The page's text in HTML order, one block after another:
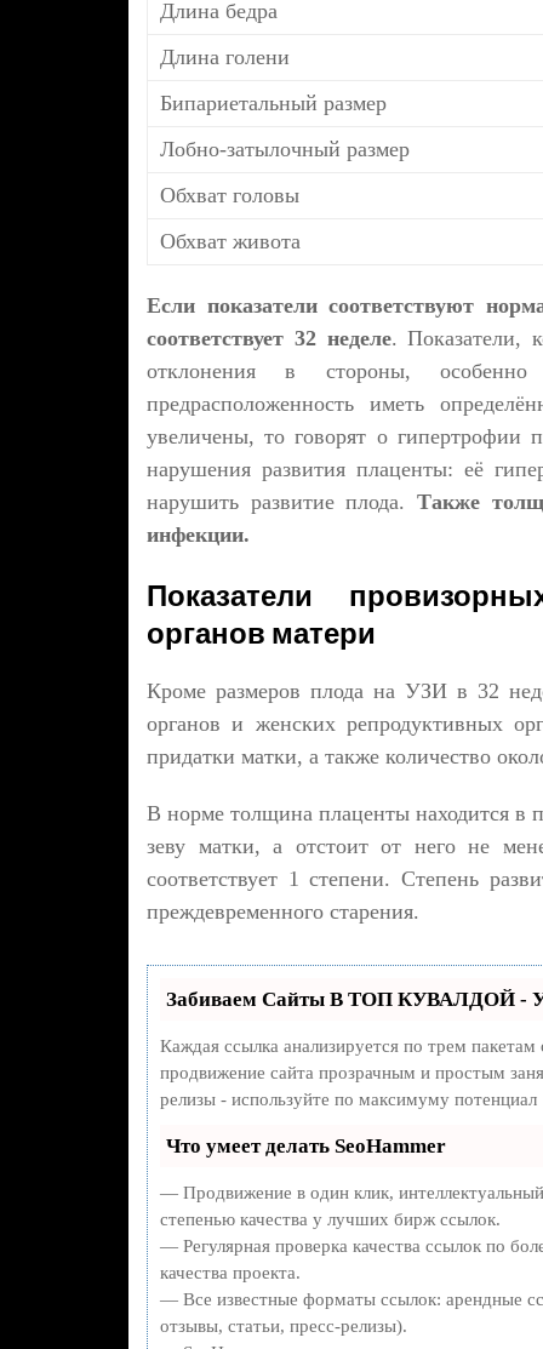
Длина бедра
Длина голени
Бипариетальный размер
Лобно-затылочный размер
Обхват головы
Обхват живота
Если показатели соответствуют
соответствует 32 неделе. Показатели,
отклонения в стороны,
предрасположенность иметь
увеличены, то говорят о гипертрофии
нарушения развития плаценты: её
нарушить развитие плода. Также
инфекции.
Показатели
органов матери
Кроме размеров плода на УЗИ в 32
органов и женских репродуктивных
придатки матки, а также количество
В норме толщина плаценты находится в
зеву матки, а отстоит от него не
соответствует 1 степени. Степень
преждевременного старения.
Забиваем Сайты В ТОП КУВАЛДОЙ -
Каждая ссылка анализируется по трем
продвижение сайта прозрачным и простым
релизы - используйте по максимуму
Что умеет делать SeoHammer
— Продвижение в один клик,
степенью качества у лучших бирж ссылок.
— Регулярная проверка качества ссылок по
качества проекта.
— Все известные форматы ссылок: арендные
отзывы, статьи, пресс-релизы).